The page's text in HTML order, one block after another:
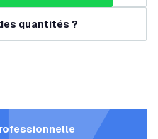
quantités ?